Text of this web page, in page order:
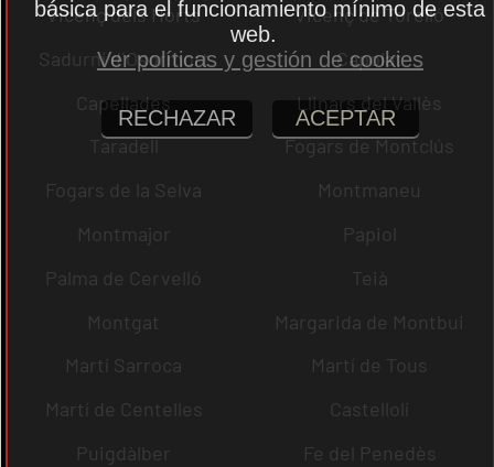
Vicenç dels Horts
Vicenç de Torelló
Sadurní d´Osormort
Capolat
Capellades
Llinars del Vallès
Taradell
Fogars de Montclús
Fogars de la Selva
Montmaneu
Montmajor
Papiol
Palma de Cervelló
Teià
Montgat
Margarida de Montbui
Martí Sarroca
Martí de Tous
Martí de Centelles
Castellolí
Puigdàlber
Fe del Penedès
básica para el funcionamiento mínimo de esta
web.
Ver políticas y gestión de cookies
RECHAZAR ACEPTAR